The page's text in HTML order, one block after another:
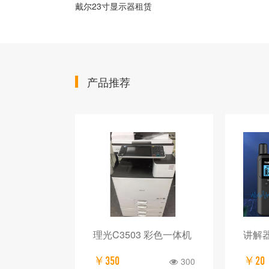
戴尔23寸显示器租赁
产品推荐
理光C3503 彩色一体机
￥350 300
讲解
￥20